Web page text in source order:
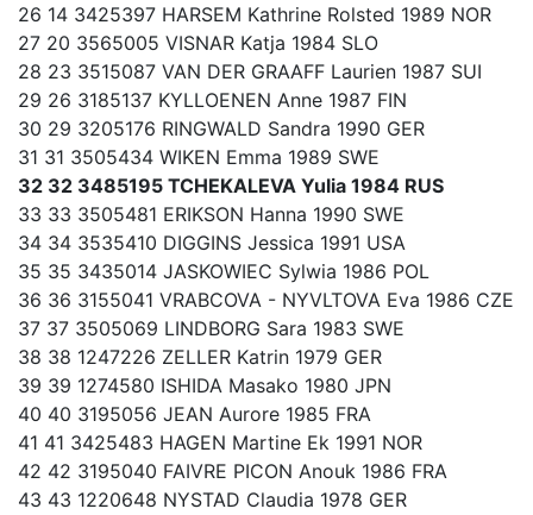
26 14 3425397 HARSEM Kathrine Rolsted 1989 NOR
27 20 3565005 VISNAR Katja 1984 SLO
28 23 3515087 VAN DER GRAAFF Laurien 1987 SUI
29 26 3185137 KYLLOENEN Anne 1987 FIN
30 29 3205176 RINGWALD Sandra 1990 GER
31 31 3505434 WIKEN Emma 1989 SWE
32 32 3485195 TCHEKALEVA Yulia 1984 RUS
33 33 3505481 ERIKSON Hanna 1990 SWE
34 34 3535410 DIGGINS Jessica 1991 USA
35 35 3435014 JASKOWIEC Sylwia 1986 POL
36 36 3155041 VRABCOVA - NYVLTOVA Eva 1986 CZE
37 37 3505069 LINDBORG Sara 1983 SWE
38 38 1247226 ZELLER Katrin 1979 GER
39 39 1274580 ISHIDA Masako 1980 JPN
40 40 3195056 JEAN Aurore 1985 FRA
41 41 3425483 HAGEN Martine Ek 1991 NOR
42 42 3195040 FAIVRE PICON Anouk 1986 FRA
43 43 1220648 NYSTAD Claudia 1978 GER